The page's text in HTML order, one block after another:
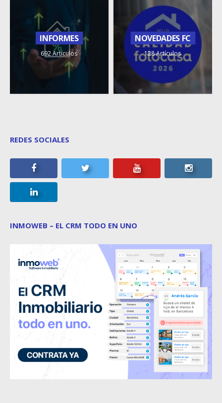
INFORMES
692 Artículos
NOVEDADES FC
128 Artículos
REDES SOCIALES
INMOWEB – EL CRM TODO EN UNO